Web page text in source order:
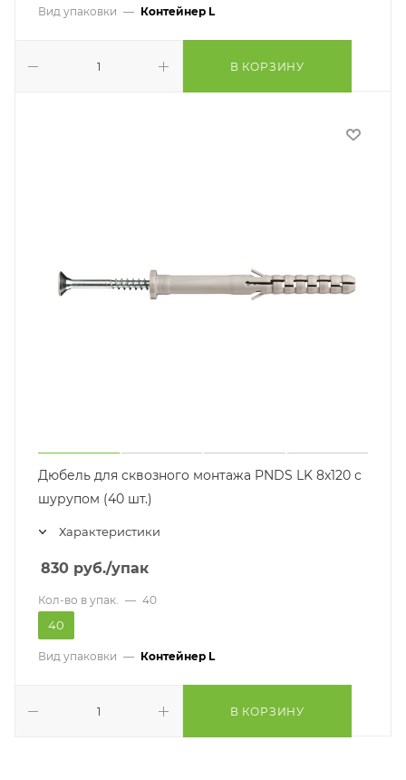
Вид упаковки — Контейнер L
В КОРЗИНУ
Дюбель для сквозного монтажа PNDS LK 8х120 с
шурупом (40 шт.)
Характеристики
830 руб./упак
Кол-во в упак. — 40
40
Вид упаковки — Контейнер L
В КОРЗИНУ